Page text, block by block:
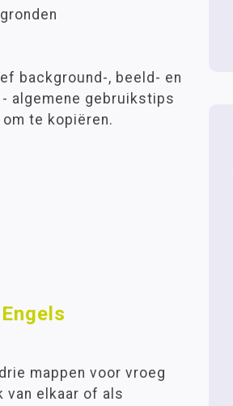
background-, beeld- en
algemene gebruikstips
te kopiëren.
mappen voor vroeg
van elkaar of als